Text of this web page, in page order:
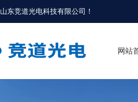
山东竞道光电科技有限公司 ！
网站